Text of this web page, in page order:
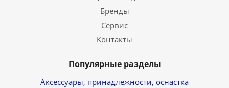
Бренды
Сервис
Контакты
Популярные разделы
Аксессуары, принадлежности, оснастка